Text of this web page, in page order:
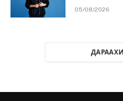
05/08/2026
ДАРААХИ